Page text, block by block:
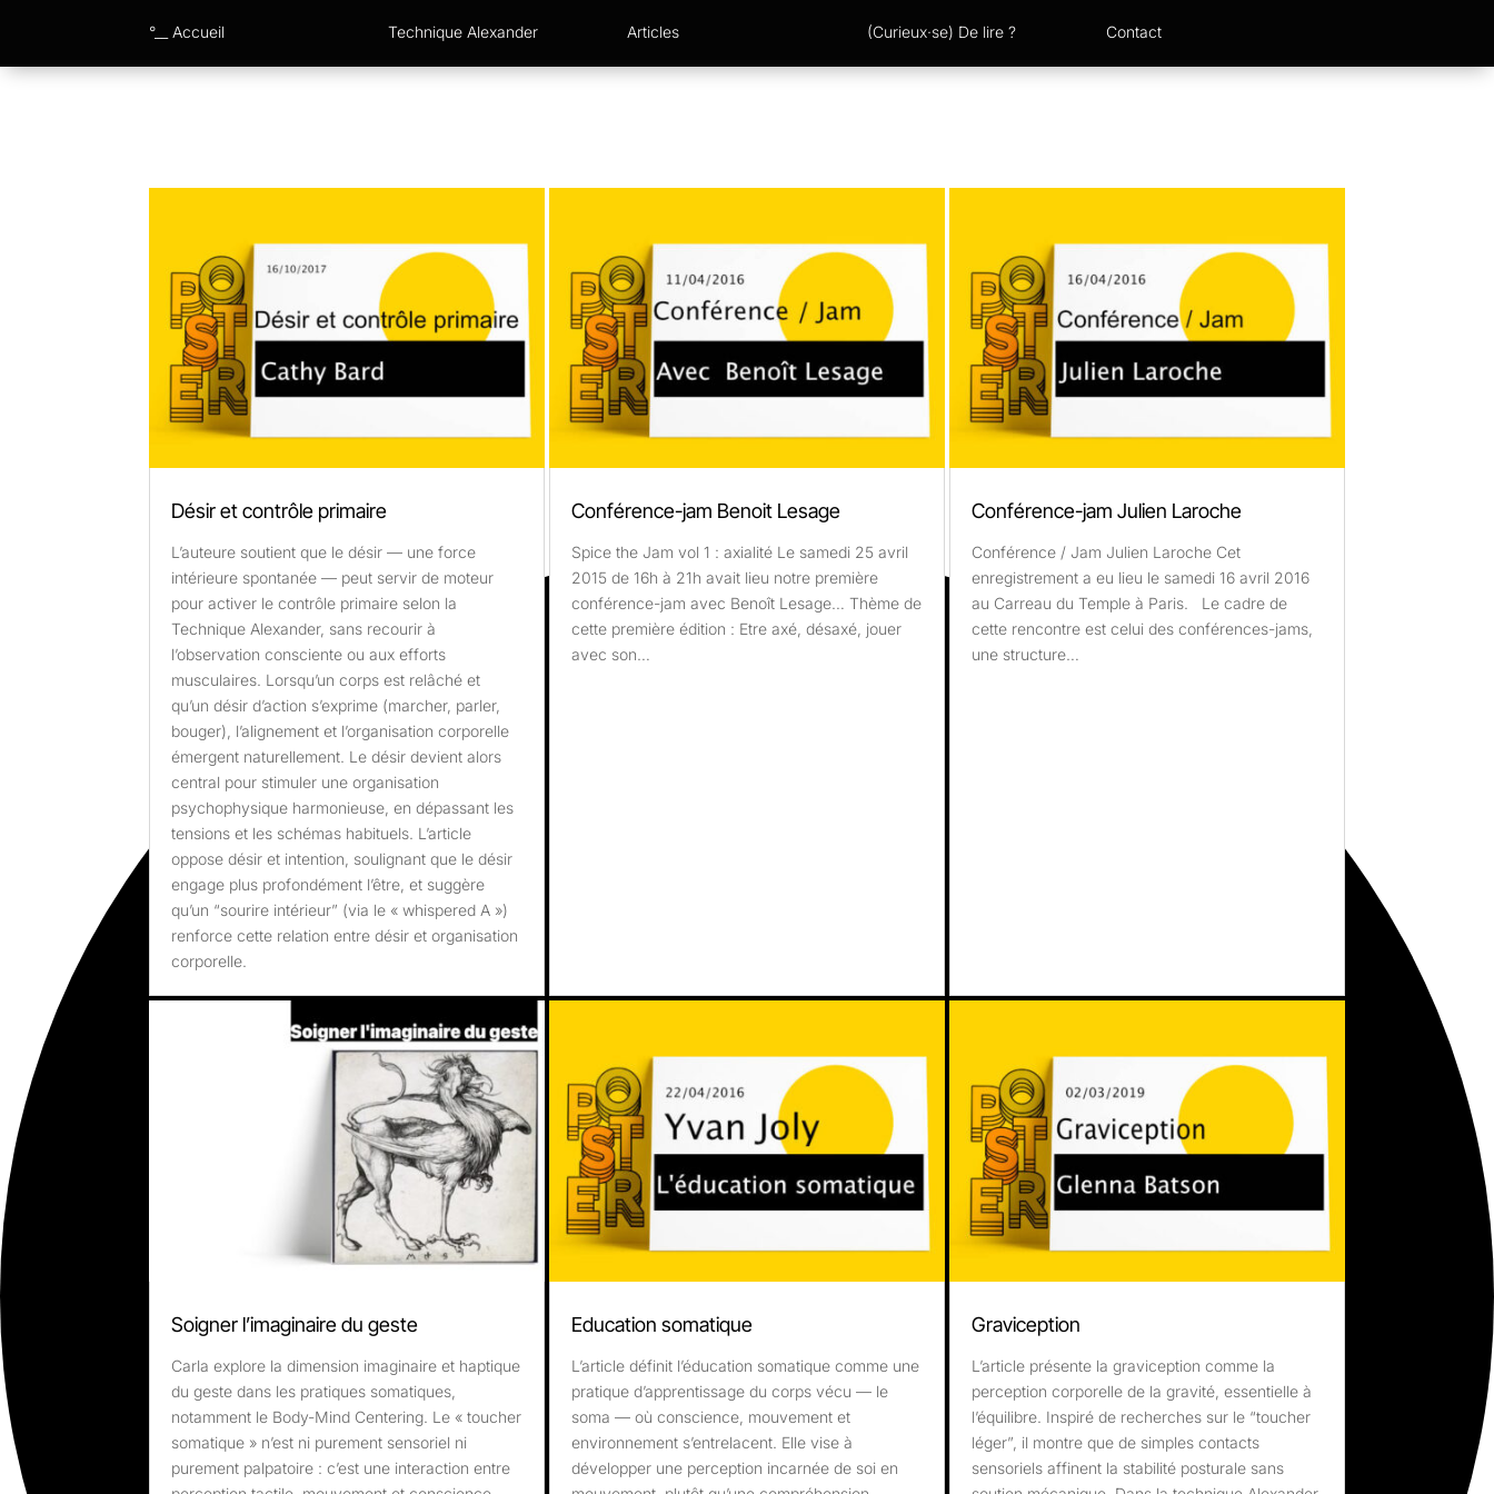
°__ Accueil Technique Alexander Articles (Curieux·se) De lire ? Contact
Désir et contrôle primaire
L’auteure soutient que le désir — une force
intérieure spontanée — peut servir de moteur
pour activer le contrôle primaire selon la
Technique Alexander, sans recourir à
l’observation consciente ou aux efforts
musculaires. Lorsqu’un corps est relâché et
qu’un désir d’action s’exprime (marcher, parler,
bouger), l’alignement et l’organisation corporelle
émergent naturellement. Le désir devient alors
central pour stimuler une organisation
psychophysique harmonieuse, en dépassant les
tensions et les schémas habituels. L’article
oppose désir et intention, soulignant que le désir
engage plus profondément l’être, et suggère
qu’un “sourire intérieur” (via le « whispered A »)
renforce cette relation entre désir et organisation
corporelle.
Conférence-jam Benoit Lesage
Spice the Jam vol 1 : axialité Le samedi 25 avril
2015 de 16h à 21h avait lieu notre première
conférence-jam avec Benoît Lesage… Thème de
cette première édition : Etre axé, désaxé, jouer
avec son…
Conférence-jam Julien Laroche
Conférence / Jam Julien Laroche Cet
enregistrement a eu lieu le samedi 16 avril 2016
au Carreau du Temple à Paris. Le cadre de
cette rencontre est celui des conférences-jams,
une structure…
Soigner l’imaginaire du geste
Carla explore la dimension imaginaire et haptique
du geste dans les pratiques somatiques,
notamment le Body-Mind Centering. Le « toucher
somatique » n’est ni purement sensoriel ni
purement palpatoire : c’est une interaction entre
Education somatique
L’article définit l’éducation somatique comme une
pratique d’apprentissage du corps vécu — le
soma — où conscience, mouvement et
environnement s’entrelacent. Elle vise à
développer une perception incarnée de soi en
Graviception
L’article présente la graviception comme la
perception corporelle de la gravité, essentielle à
l’équilibre. Inspiré de recherches sur le “toucher
léger”, il montre que de simples contacts
sensoriels affinent la stabilité posturale sans